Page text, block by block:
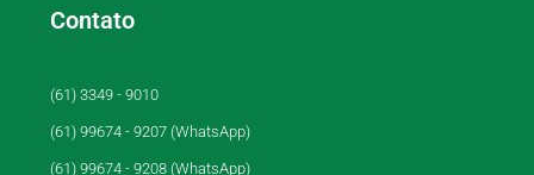
Contato
(61) 3349 - 9010
(61) 99674 - 9207 (WhatsApp)
(61) 99674 - 9208 (WhatsApp)